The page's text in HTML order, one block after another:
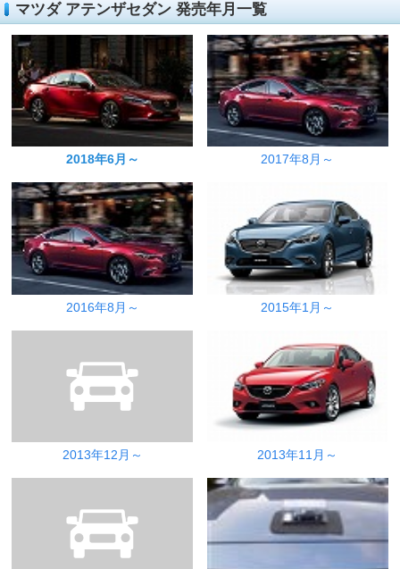
マツダ アテンザセダン 発売年月一覧
2018年6月～ 2017年8月～
2016年8月～ 2015年1月～
2013年12月～ 2013年11月～